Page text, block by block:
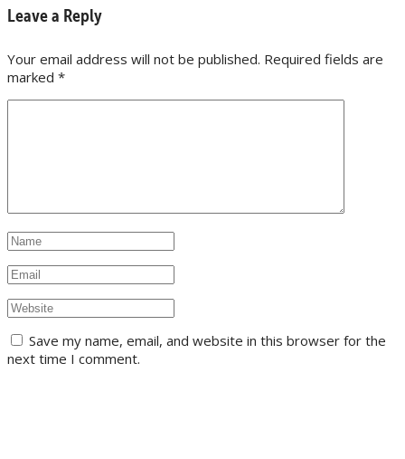
Leave a Reply
Your email address will not be published. Required fields are
marked *
Save my name, email, and website in this browser for the
next time I comment.